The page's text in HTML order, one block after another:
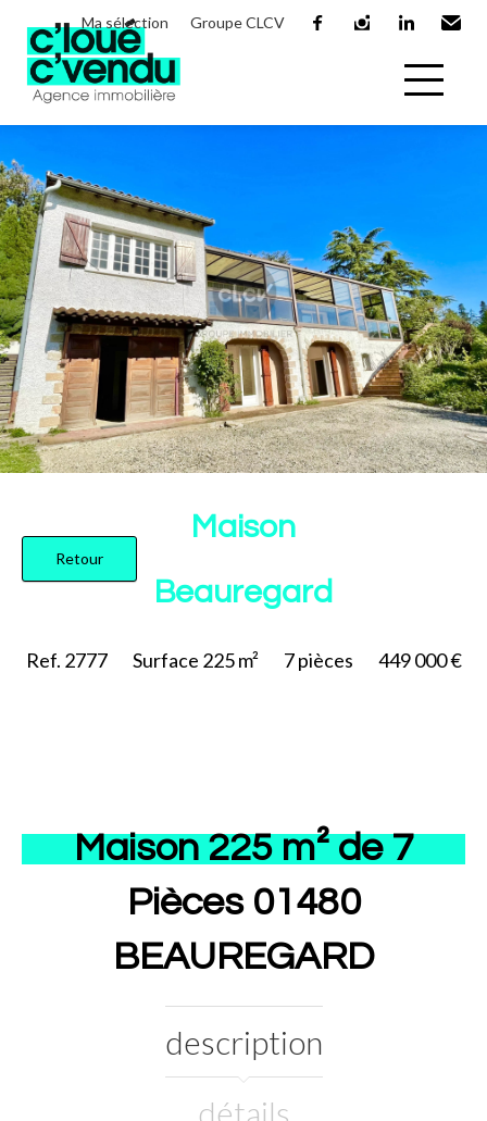
Ma sélection Groupe CLCV
Retour
Maison
Beauregard
Ref. 2777 Surface 225 m² 7pièces 449 000 €
Maison 225 m² de 7
Pièces 01480
BEAUREGARD
description
détails